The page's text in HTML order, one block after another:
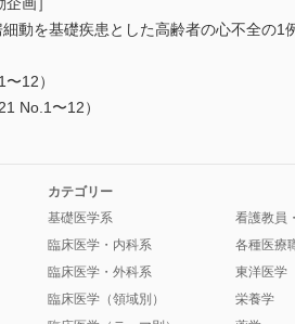
画］
動を基礎疾患とした高齢者の心不全の1
12）
No.1〜12）
カテゴリー
基礎医学系
臨床医学・内科系
臨床医学・外科系
臨床医学（領域別）
看護教員
各種医療
東洋医学
栄養学